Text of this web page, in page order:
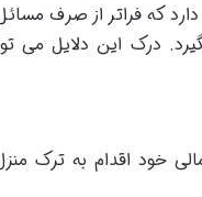
که فراتر از صرف
درک این دلایل می
خود اقدام به ترک